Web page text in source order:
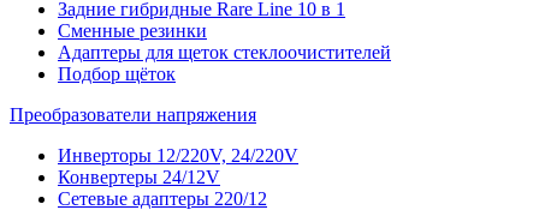
Задние гибридные Rare Line 10 в 1
Сменные резинки
Адаптеры для щеток стеклоочистителей
Подбор щёток
Преобразователи напряжения
Инверторы 12/220V, 24/220V
Конвертеры 24/12V
Сетевые адаптеры 220/12